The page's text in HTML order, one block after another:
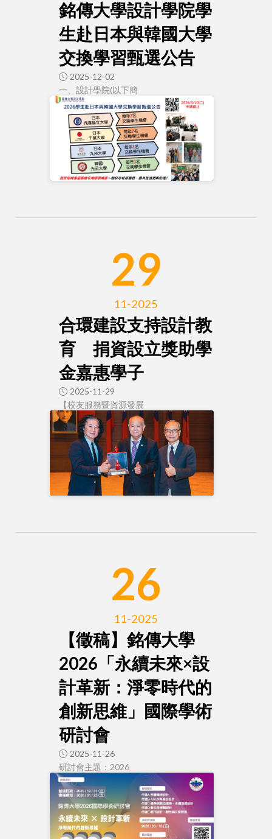
銘傳大學設計學院學
生赴日本與韓國大學
交換學習甄選公告
2025-12-02
一、設計學院(以下簡
29
11-2025
合環建設支持設計教
育 捐資設立獎助學
金嘉惠學子
2025-11-29
【校友服務暨資源發展
26
11-2025
【徵稿】銘傳大學
2026「永續未來×設
計革新：淨零時代的
創新思維」國際學術
研討會
2025-11-26
研討會主題：2026